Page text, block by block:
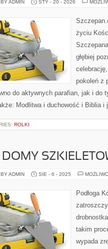
ADMIN STY - 20 - 2026
życiu
głębiej
pokoleń z
do aktywnych parafian, jak i do
Modlitwa i duchowość i Biblia
ROLKI
DOMY
ADMIN SIE - 6 - 2025
Podłoga
takim
wypada